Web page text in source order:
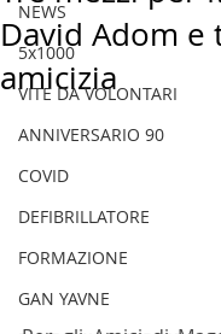
NEWS
5x1000
VITE DA VOLONTARI
ANNIVERSARIO 90
COVID
DEFIBRILLATORE
FORMAZIONE
GAN YAVNE
David Adom e
amicizia